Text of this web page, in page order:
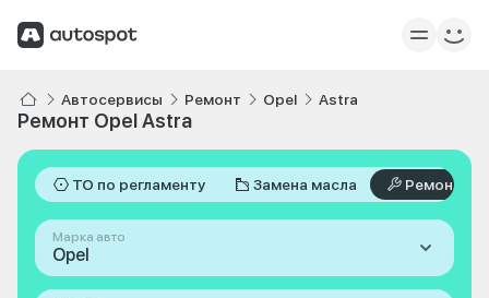
Автосервисы Ремонт Opel Astra
Ремонт Opel Astra
ТО по регламенту Замена масла Ремонт
Марка авто
Opel